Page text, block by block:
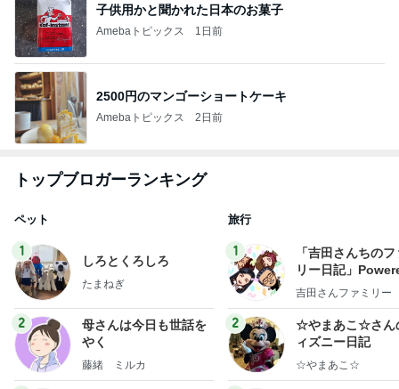
子供用かと聞かれた日本のお菓子
Amebaトピックス 1日前
2500円のマンゴーショートケーキ
Amebaトピックス 2日前
トップブロガーランキング
ペット
1
しろとくろしろ
たまねぎ
2
母さんは今日も世話を
やく
藤緒 ミルカ
旅行
1
「吉田さんちの
リー日記」
y Ameba 吉田さ
ログ
吉田さんファミリー
2
☆やまあこ☆さん
ィズニー日記
☆やまあこ☆